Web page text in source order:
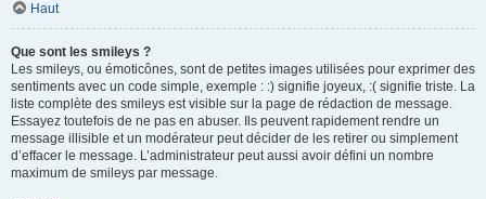
Haut
Que sont les smileys ?
Les smileys, ou émoticônes, sont de petites images utilisées pour exprimer des
sentiments avec un code simple, exemple : :) signifie joyeux, :( signifie triste. La
liste complète des smileys est visible sur la page de rédaction de message.
Essayez toutefois de ne pas en abuser. Ils peuvent rapidement rendre un
message illisible et un modérateur peut décider de les retirer ou simplement
d’effacer le message. L’administrateur peut aussi avoir défini un nombre
maximum de smileys par message.